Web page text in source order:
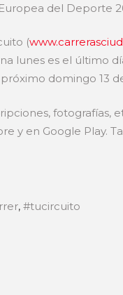
del Deporte
(
lunes es el último
domingo 13
fotografías,
y en Google Play.
, #tucircuito